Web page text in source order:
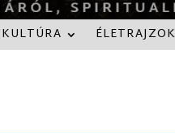
KULTÚRA ÉLETRAJZOK